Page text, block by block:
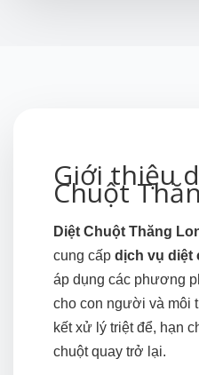
Giới thiệu
Chuột
Diệt Chuột Thăng
cung cấp dịch vụ diệt
áp dụng các phương
cho con người và môi
kết xử lý triệt để, hạn
chuột quay trở lại.